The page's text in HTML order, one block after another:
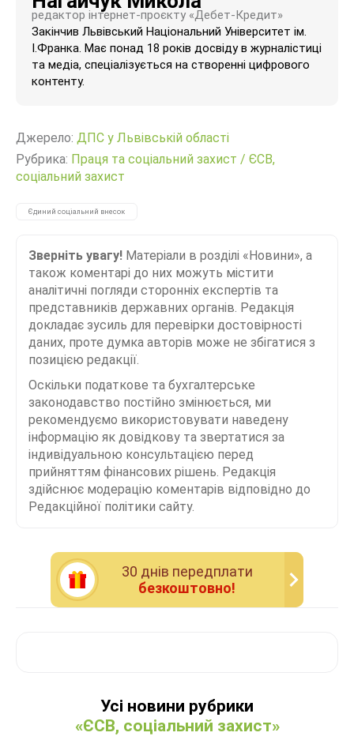
редактор інтернет-проєкту «Дебет-Кредит»
Закінчив Львівський Національний Університет ім.
І.Франка. Має понад 18 років досвіду в журналістиці
та медіа, спеціалізується на створенні цифрового
контенту.
Джерело: ДПС у Львівській області
Рубрика: Праця та соціальний захист / ЄСВ,
соціальний захист
Єдиний соціальний внесок
Зверніть увагу! Матеріали в розділі «Новини», а
також коментарі до них можуть містити
аналітичні погляди сторонніх експертів та
представників державних органів. Редакція
докладає зусиль для перевірки достовірності
даних, проте думка авторів може не збігатися з
позицією редакції.
Оскільки податкове та бухгалтерське
законодавство постійно змінюється, ми
рекомендуємо використовувати наведену
інформацію як довідкову та звертатися за
індивідуальною консультацією перед
прийняттям фінансових рішень. Редакція
здійснює модерацію коментарів відповідно до
Редакційної політики сайту.
30 днiв передплати
безкоштовно!
Усі новини рубрики
«ЄСВ, соціальний захист»